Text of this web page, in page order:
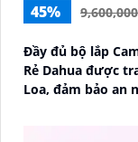
45%
Đầy đủ bộ lắp
Rẻ Dahua được
Loa, đảm bảo an